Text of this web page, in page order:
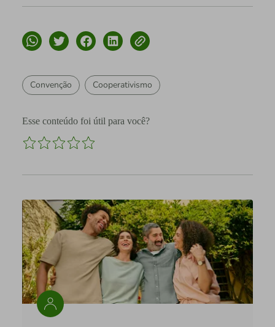
Convenção Cooperativismo
Esse conteúdo foi útil para você?